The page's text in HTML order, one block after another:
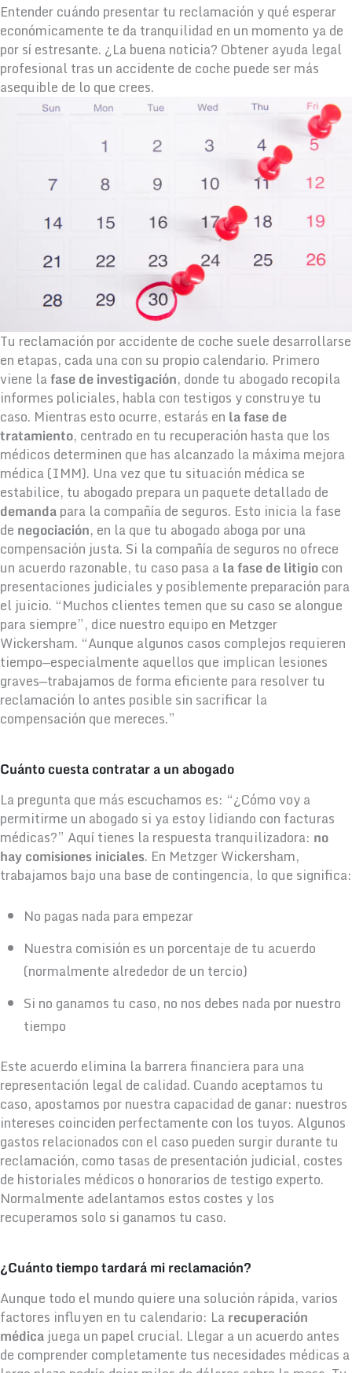
Entender cuándo presentar tu reclamación y qué esperar
económicamente te da tranquilidad en un momento ya de
por sí estresante. ¿La buena noticia? Obtener ayuda legal
profesional tras un accidente de coche puede ser más
asequible de lo que crees.
Tu reclamación por accidente de coche suele desarrollarse
en etapas, cada una con su propio calendario. Primero
viene lafase de investigación, donde tu abogado recopila
informes policiales, habla con testigos y construye tu
caso. Mientras esto ocurre, estarás en la fase de
tratamiento, centrado en tu recuperación hasta que los
médicos determinen que has alcanzado la máxima mejora
médica (IMM). Una vez que tu situación médica se
estabilice, tu abogado prepara un paquete detallado de
demandapara la compañía de seguros. Esto inicia la fase
de negociación, en la que tu abogado aboga por una
compensación justa. Si la compañía de seguros no ofrece
un acuerdo razonable, tu caso pasa ala fase de litigiocon
presentaciones judiciales y posiblemente preparación para
el juicio. “Muchos clientes temen que su caso se alongue
para siempre”, dice nuestro equipo en Metzger
Wickersham. “Aunque algunos casos complejos requieren
tiempo—especialmente aquellos que implican lesiones
graves—trabajamos de forma eficiente para resolver tu
reclamación lo antes posible sin sacrificar la
compensación que mereces.”
Cuánto cuesta contratar a un abogado
La pregunta que más escuchamos es: “¿Cómo voy a
permitirme un abogado si ya estoy lidiando con facturas
médicas?” Aquí tienes la respuesta tranquilizadora: no
hay comisiones iniciales. En Metzger Wickersham,
trabajamos bajo una base de contingencia, lo que significa:
No pagas nada para empezar
Nuestra comisión es un porcentaje de tu acuerdo
(normalmente alrededor de un tercio)
Si no ganamos tu caso, no nos debes nada por nuestro
tiempo
Este acuerdo elimina la barrera financiera para una
representación legal de calidad. Cuando aceptamos tu
caso, apostamos por nuestra capacidad de ganar: nuestros
intereses coinciden perfectamente con los tuyos. Algunos
gastos relacionados con el caso pueden surgir durante tu
reclamación, como tasas de presentación judicial, costes
de historiales médicos o honorarios de testigo experto.
Normalmente adelantamos estos costes y los
recuperamos solo si ganamos tu caso.
¿Cuánto tiempo tardará mi reclamación?
Aunque todo el mundo quiere una solución rápida, varios
factores influyen en tu calendario: Larecuperación
médica juega un papel crucial. Llegar a un acuerdo antes
de comprender completamente tus necesidades médicas a